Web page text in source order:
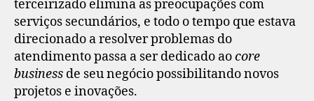
terceirizado elimina as preocupações com
serviços secundários, e todo o tempo que estava
direcionado a resolver problemas do
atendimento passa a ser dedicado aocore
business de seu negócio possibilitando novos
projetos e inovações.